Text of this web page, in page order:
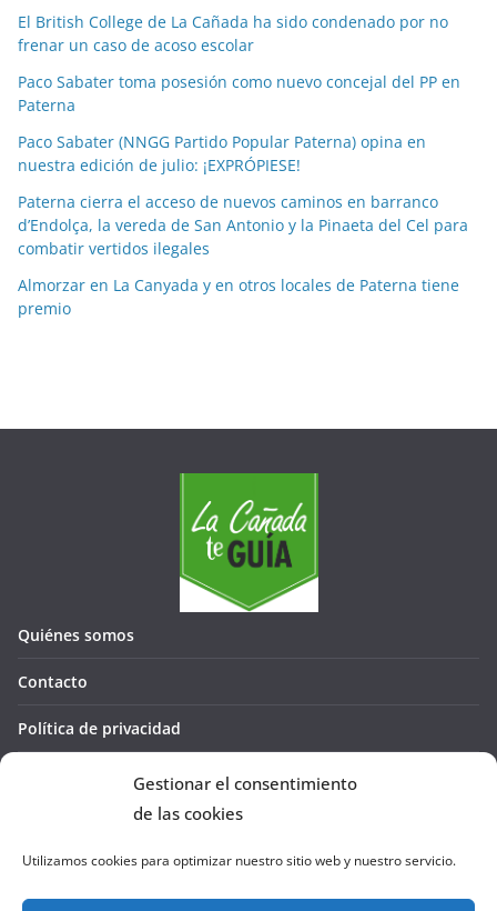
Gestionar el consentimiento
de las cookies
Utilizamos cookies para optimizar nuestro sitio web y nuestro servicio.
p
o
m
s
s
El British College de La Cañada ha sido condenado por no
frenar un caso de acoso escolar
Paco Sabater toma posesión como nuevo concejal del PP en
Paterna
Paco Sabater (NNGG Partido Popular Paterna) opina en
nuestra edición de julio: ¡EXPRÓPIESE!
Paterna cierra el acceso de nuevos caminos en barranco
d’Endolça, la vereda de San Antonio y la Pinaeta del Cel para
combatir vertidos ilegales
Almorzar en La Canyada y en otros locales de Paterna tiene
premio
Quiénes somos
Contacto
Política de privacidad
Política de cookies (UE)